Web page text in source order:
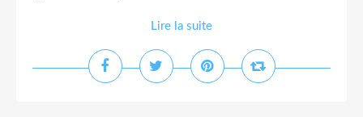
Lire la suite